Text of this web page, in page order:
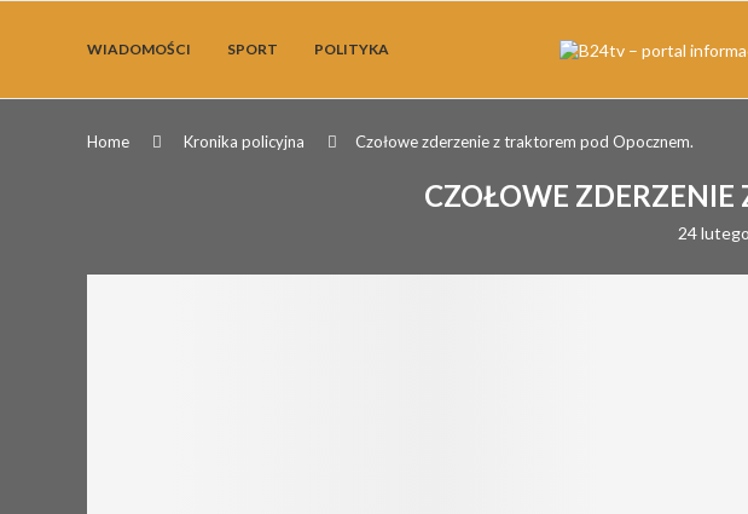
WIADOMOŚCI SPORT POLITYKA
Home Kronika policyjna Czołowe zderzenie z traktorem pod Opocznem.
CZOŁOWE
24